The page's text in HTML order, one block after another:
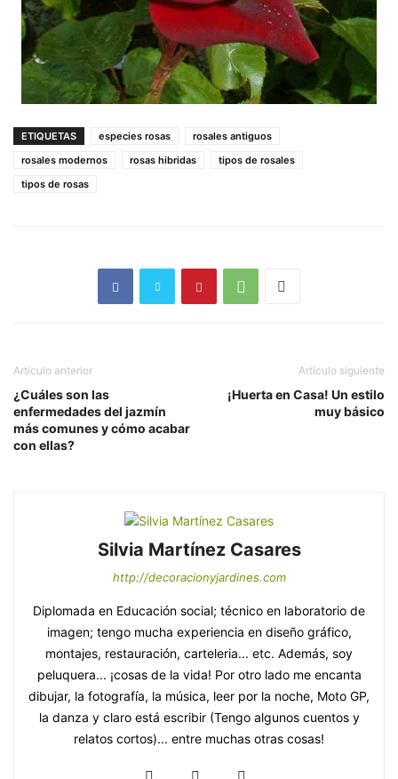
ETIQUETAS especies rosas
rosales antiguos
rosales modernos
rosas hibridas
tipos de rosales
tipos de rosas
Artículo anterior
¿Cuáles son las
enfermedades del jazmín
más comunes y cómo acabar
con ellas?
Artículo siguiente
¡Huerta en Casa! Un estilo
muy básico
Silvia Martínez Casares
http://decoracionyjardines.com
Diplomada en Educación social; técnico en laboratorio de
imagen; tengo mucha experiencia en diseño gráfico,
montajes, restauración, carteleria... etc. Además, soy
peluquera... ¡cosas de la vida! Por otro lado me encanta
dibujar, la fotografía, la música, leer por la noche, Moto GP,
la danza y claro está escribir (Tengo algunos cuentos y
relatos cortos)... entre muchas otras cosas!